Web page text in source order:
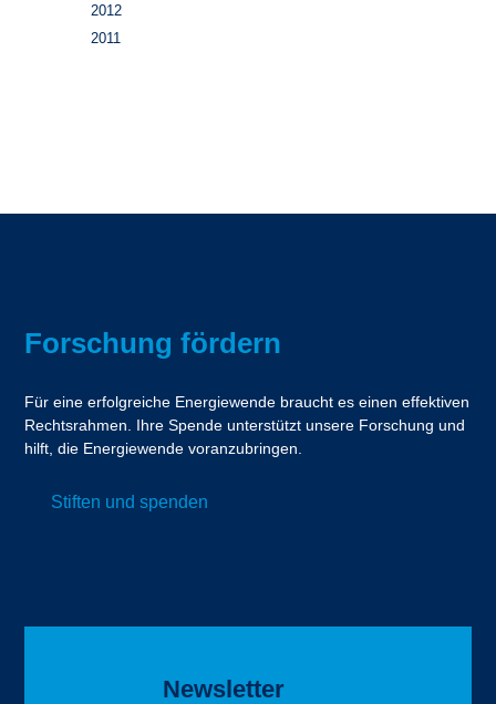
2012
2011
Forschung fördern
Für eine erfolgreiche Energiewende braucht es einen effektiven
Rechtsrahmen. Ihre Spende unterstützt unsere Forschung und
hilft, die Energiewende voranzubringen.
Stiften und spenden
Newsletter